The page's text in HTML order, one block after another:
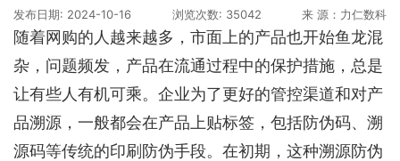
发布日期: 2024-10-16 浏览次数: 35042 来 源：力仁数科
随着网购的人越来越多，市面上的产品也开始鱼龙混
杂，问题频发，产品在流通过程中的保护措施，总是
让有些人有机可乘。企业为了更好的管控渠道和对产
品溯源，一般都会在产品上贴标签，包括防伪码、溯
源码等传统的印刷防伪手段。 在初期，这种溯源防伪